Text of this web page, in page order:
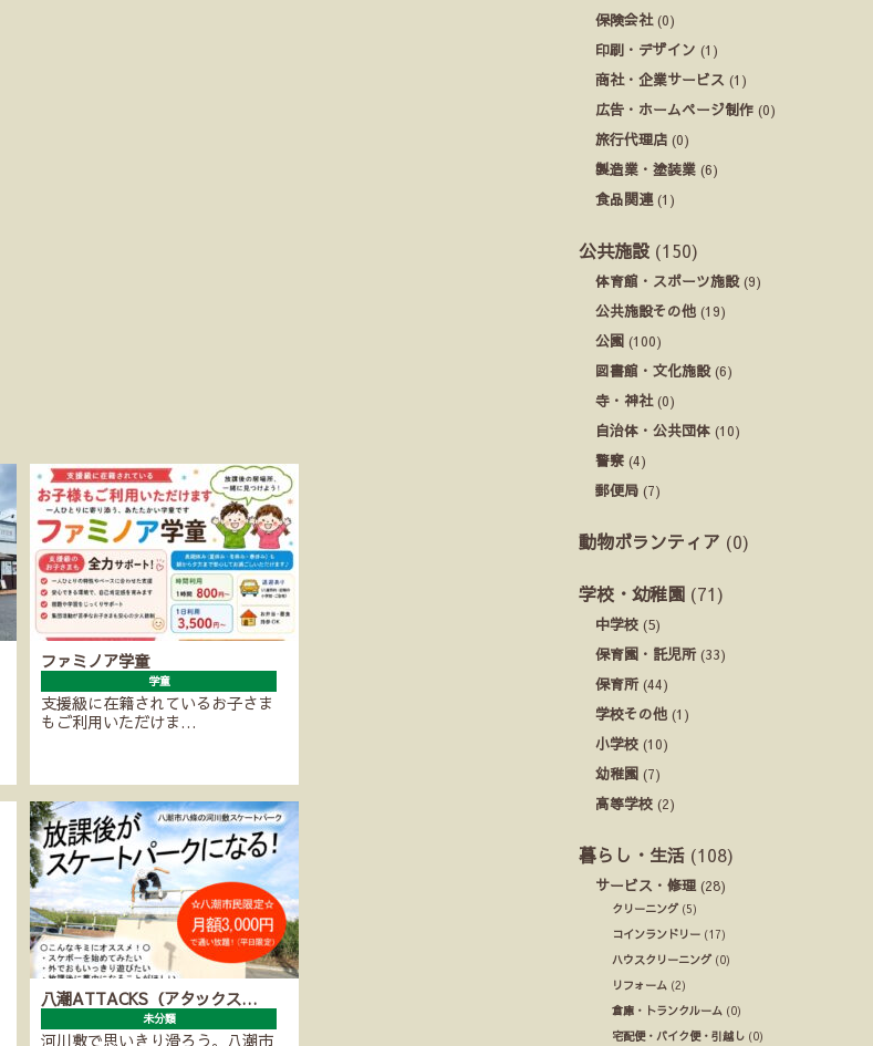
ファミノア学童
学童
支援級に在籍されているお子さま
もご利用いただけま…
八潮ATTACKS（アタックス…
未分類
河川敷で思いきり滑ろう。八潮市
保険会社(0)
印刷・デザイン (1)
商社・企業サービス (1)
広告・ホームページ制作 (0)
旅行代理店 (0)
製造業・塗装業 (6)
食品関連 (1)
公共施設 (150)
体育館・スポーツ施設(9)
公共施設その他 (19)
公園 (100)
図書館・文化施設(6)
寺・神社(0)
自治体・公共団体 (10)
警察 (4)
郵便局 (7)
動物ボランティア (0)
学校・幼稚園 (71)
中学校 (5)
保育園・託児所(33)
保育所(44)
学校その他 (1)
小学校 (10)
幼稚園 (7)
高等学校 (2)
暮らし・生活 (108)
サービス・修理 (28)
クリーニング(5)
コインランドリー (17)
ハウスクリーニング(0)
リフォーム (2)
倉庫・トランクルーム (0)
宅配便・バイク便・引越し (0)